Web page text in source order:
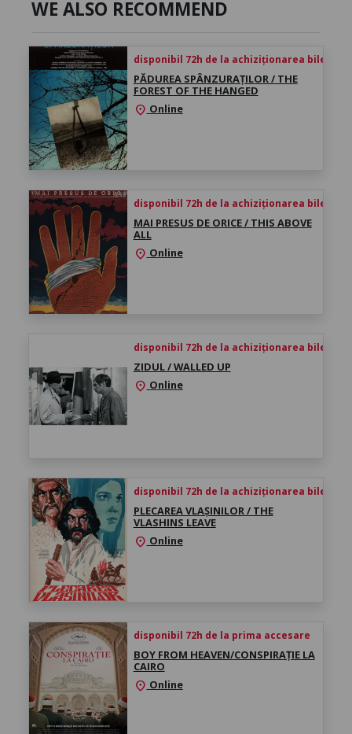
WE ALSO RECOMMEND
disponibil 72h de la achiziționarea biletului
PĂDUREA SPÂNZURAȚILOR / THE
FOREST OF THE HANGED
location_on Online
disponibil 72h de la achiziționarea biletului
MAI PRESUS DE ORICE / THIS ABOVE
ALL
location_on Online
disponibil 72h de la achiziționarea biletului
ZIDUL / WALLED UP
location_on Online
disponibil 72h de la achiziționarea biletului
PLECAREA VLAȘINILOR / THE
VLASHINS LEAVE
location_on Online
disponibil 72h de la prima accesare
BOY FROM HEAVEN/CONSPIRAȚIE LA
CAIRO
location_on Online